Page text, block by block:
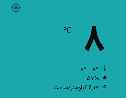
۸ ℃
۵۷%
۶.۱۷ کیلومتر/ساعت